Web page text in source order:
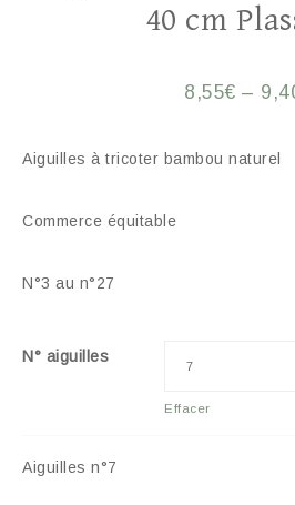
40 cm
8,55€ –
Aiguilles à tricoter bambou naturel
Commerce équitable
N°3 au n°27
N° aiguilles
Effacer
Aiguilles n°7